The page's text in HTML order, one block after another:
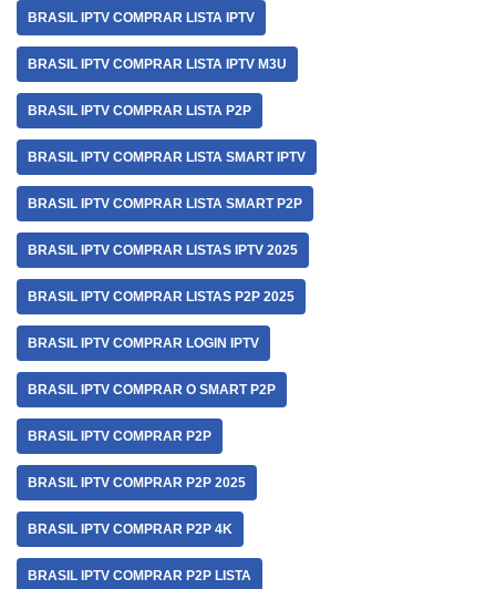
BRASIL IPTV COMPRAR LISTA IPTV
BRASIL IPTV COMPRAR LISTA IPTV M3U
BRASIL IPTV COMPRAR LISTA P2P
BRASIL IPTV COMPRAR LISTA SMART IPTV
BRASIL IPTV COMPRAR LISTA SMART P2P
BRASIL IPTV COMPRAR LISTAS IPTV 2025
BRASIL IPTV COMPRAR LISTAS P2P 2025
BRASIL IPTV COMPRAR LOGIN IPTV
BRASIL IPTV COMPRAR O SMART P2P
BRASIL IPTV COMPRAR P2P
BRASIL IPTV COMPRAR P2P 2025
BRASIL IPTV COMPRAR P2P 4K
BRASIL IPTV COMPRAR P2P LISTA